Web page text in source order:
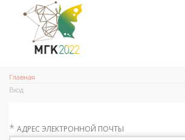
Главная
Вход
* АДРЕС ЭЛЕКТРОННОЙ ПОЧТЫ